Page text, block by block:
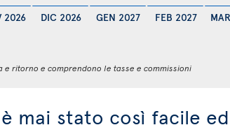
2026 DIC 2026 GEN 2027 FEB 2027
e ritorno e comprendono le tasse e commissioni
mai stato così facile